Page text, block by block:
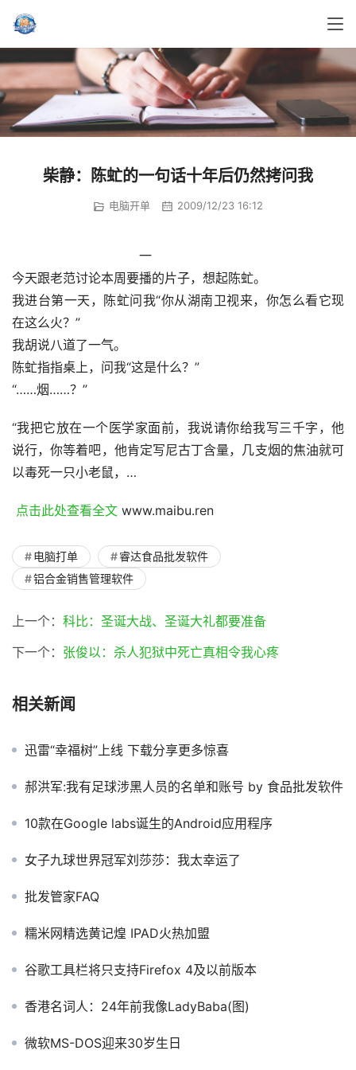
柴静：陈虻的一句话十年后仍然拷问我
电脑开单 2009/12/23 16:12
				一
今天跟老范讨论本周要播的片子，想起陈虻。
我进台第一天，陈虻问我“你从湖南卫视来，你怎么看它现
在这么火？”
我胡说八道了一气。
陈虻指指桌上，问我“这是什么？”
“……烟……？”
“我把它放在一个医学家面前，我说请你给我写三千字，他
说行，你等着吧，他肯定写尼古丁含量，几支烟的焦油就可
以毒死一只小老鼠，…
点击此处查看全文 www.maibu.ren
电脑打单
睿达食品批发软件
铝合金销售管理软件
上一个： 科比：圣诞大战、圣诞大礼都要准备
下一个： 张俊以：杀人犯狱中死亡真相令我心疼
相关新闻
迅雷“幸福树”上线 下载分享更多惊喜
郝洪军:我有足球涉黑人员的名单和账号 by 食品批发软件
10款在Google labs诞生的Android应用程序
女子九球世界冠军刘莎莎：我太幸运了
批发管家FAQ
糯米网精选黄记煌 IPAD火热加盟
谷歌工具栏将只支持Firefox 4及以前版本
香港名词人：24年前我像LadyBaba(图)
微软MS-DOS迎来30岁生日